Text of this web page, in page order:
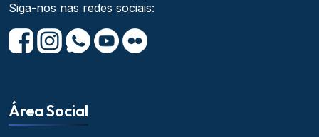
Siga-nos nas redes sociais:
Área Social